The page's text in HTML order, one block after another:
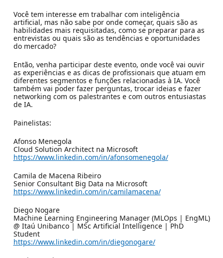
Você tem interesse em trabalhar com inteligência
artificial, mas não sabe por onde começar, quais são as
habilidades mais requisitadas, como se preparar para as
entrevistas ou quais são as tendências e oportunidades
do mercado?
Então, venha participar deste evento, onde você vai ouvir
as experiências e as dicas de profissionais que atuam em
diferentes segmentos e funções relacionadas à IA. Você
também vai poder fazer perguntas, trocar ideias e fazer
networking com os palestrantes e com outros entusiastas
de IA.
Painelistas:
Afonso Menegola
Cloud Solution Architect na Microsoft
https://www.linkedin.com/in/afonsomenegola/
Camila de Macena Ribeiro
Senior Consultant Big Data na Microsoft
https://www.linkedin.com/in/camilamacena/
Diego Nogare
Machine Learning Engineering Manager (MLOps | EngML)
@ Itaú Unibanco | MSc Artificial Intelligence | PhD
Student
https://www.linkedin.com/in/diegonogare/